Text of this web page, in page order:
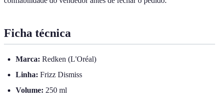
Ficha técnica
Marca: Redken (L'Oréal)
Linha: Frizz Dismiss
Volume: 250 ml